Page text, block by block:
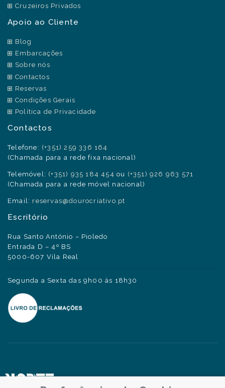
Cruzeiros Privados
Apoio ao Cliente
Blog
Embarcações
Sobre nós
Contactos
Reservas
Condições Gerais
Política de Privacidade
Contactos
Telefone: (+351) 259 336 164
(Chamada para a rede fixa nacional)
Telemóvel: (+351) 935 184 454 ou (+351) 926 963 571
(Chamada para a rede móvel nacional)
Email: reservas@dourocriativo.pt
Escritório
Rua Santo António – Pioledo
Entrada D – 4º BS
5000-607 Vila Real
Segunda a Sexta das 9h00 às 18h30